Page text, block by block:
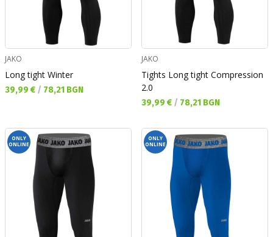
JAKO
Long tight Winter
Текуща цена:
39,99 € / 78,21 BGN
JAKO
Tights Long tight Compression
2.0
Текуща цена:
39,99 € / 78,21 BGN
ONLY
ONLINE
ONLY
ONLINE